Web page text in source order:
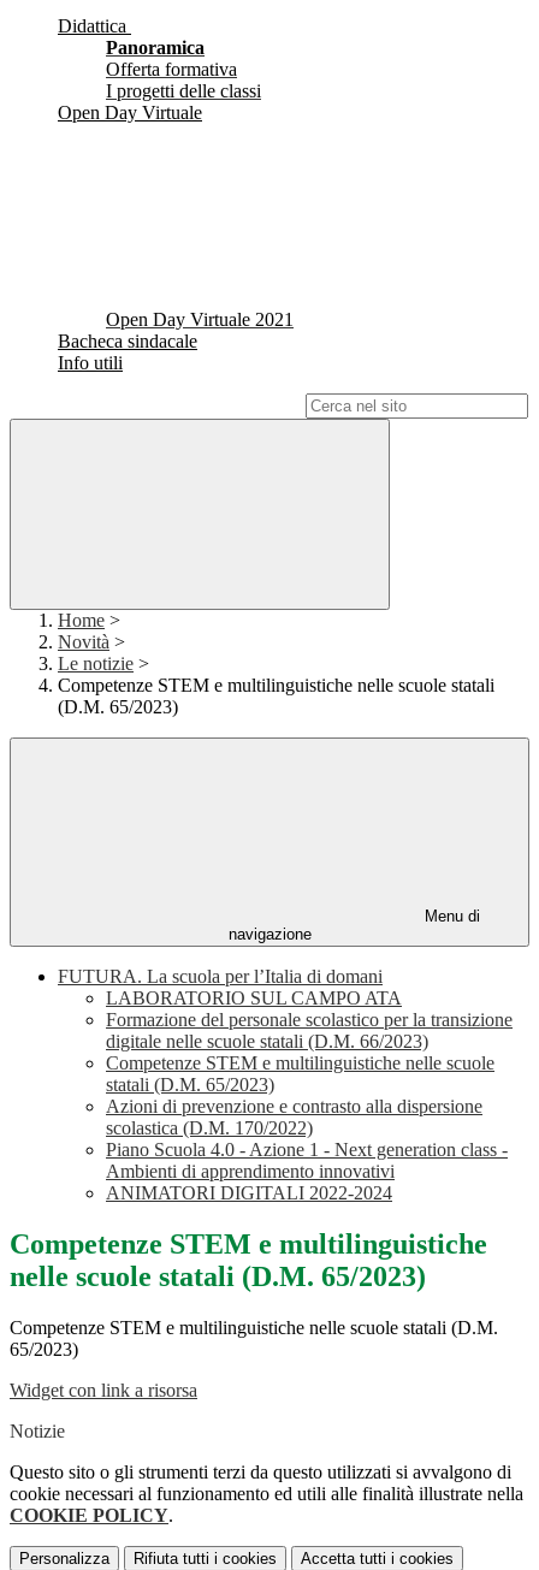
Didattica
Panoramica
Offerta formativa
I progetti delle classi
Open Day Virtuale
Open Day Virtuale 2021
Bacheca sindacale
Info utili
Home >
Novità >
Le notizie >
Competenze STEM e multilinguistiche nelle scuole statali
(D.M. 65/2023)
Menu di
navigazione
FUTURA. La scuola per l’Italia di domani
LABORATORIO SUL CAMPO ATA
Formazione del personale scolastico per la transizione
digitale nelle scuole statali (D.M. 66/2023)
Competenze STEM e multilinguistiche nelle scuole
statali (D.M. 65/2023)
Azioni di prevenzione e contrasto alla dispersione
scolastica (D.M. 170/2022)
Piano Scuola 4.0 - Azione 1 - Next generation class -
Ambienti di apprendimento innovativi
ANIMATORI DIGITALI 2022-2024
Competenze STEM e multilinguistiche
nelle scuole statali (D.M. 65/2023)
Competenze STEM e multilinguistiche nelle scuole statali (D.M.
65/2023)
Widget con link a risorsa
Notizie
Questo sito o gli strumenti terzi da questo utilizzati si avvalgono di
cookie necessari al funzionamento ed utili alle finalità illustrate nella
COOKIE POLICY.
Personalizza Rifiuta tutti i cookies Accetta tutti i cookies